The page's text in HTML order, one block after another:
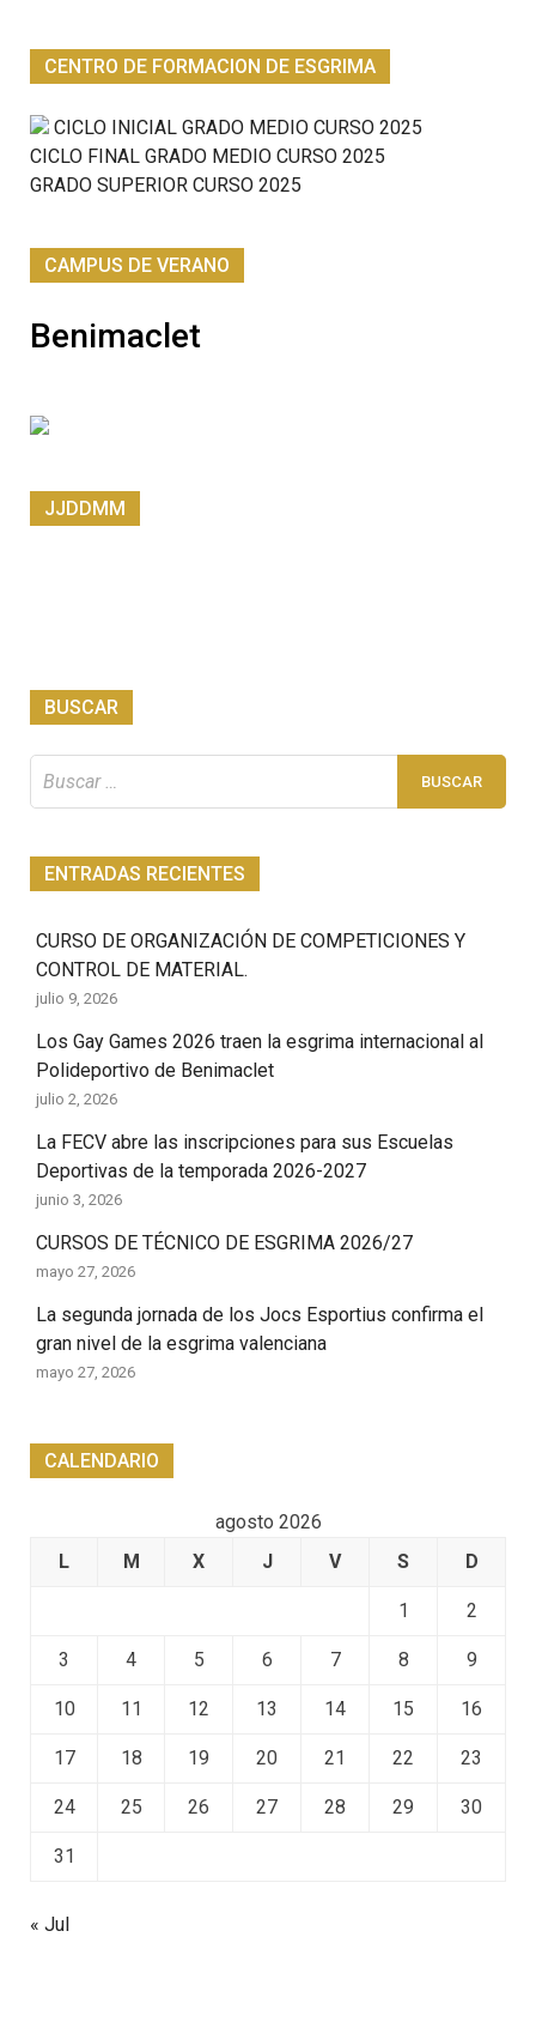
CENTRO DE FORMACION DE ESGRIMA
CICLO INICIAL GRADO MEDIO CURSO 2025
CICLO FINAL GRADO MEDIO CURSO 2025
GRADO SUPERIOR CURSO 2025
CAMPUS DE VERANO
Benimaclet
JJDDMM
BUSCAR
ENTRADAS RECIENTES
CURSO DE ORGANIZACIÓN DE COMPETICIONES Y
CONTROL DE MATERIAL.
julio 9, 2026
Los Gay Games 2026 traen la esgrima internacional al
Polideportivo de Benimaclet
julio 2, 2026
La FECV abre las inscripciones para sus Escuelas
Deportivas de la temporada 2026-2027
junio 3, 2026
CURSOS DE TÉCNICO DE ESGRIMA 2026/27
mayo 27, 2026
La segunda jornada de los Jocs Esportius confirma el
gran nivel de la esgrima valenciana
mayo 27, 2026
CALENDARIO
agosto 2026
L
M X J V S D
1 2
3 4 5 6 7 8 9
10 11 12 13 14 15 16
17 18 19 20 21 22 23
24 25 26 27 28 29 30
31
« Jul